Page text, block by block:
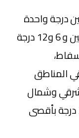
درجة واحدة
و6 درجات بالمناطق الجبلية، وما بين و 6 و12 درجة
درجة بباقي المناطق
وشمال
الأقاليم الجنوبية، وما بين 15 و20 درجة بأقصى